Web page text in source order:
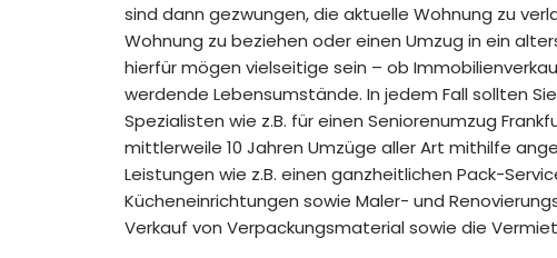
sind dann gezwungen, die aktuelle Wohnung zu
Wohnung zu beziehen oder einen Umzug in ein
hierfür mögen vielseitige sein – ob
werdende Lebensumstände. In jedem Fall sollten
Spezialisten wie z.B. für einen Seniorenumzug
mittlerweile 10 Jahren Umzüge aller Art mithilfe
Leistungen wie z.B. einen ganzheitlichen Pack-
Kücheneinrichtungen sowie Maler- und
Verkauf von Verpackungsmaterial sowie die